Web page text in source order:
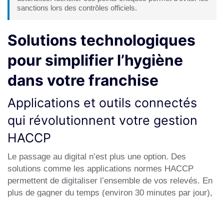
sanctions lors des contrôles officiels.
Solutions technologiques
pour simplifier l’hygiène
dans votre franchise
Applications et outils connectés
qui révolutionnent votre gestion
HACCP
Le passage au digital n’est plus une option. Des
solutions comme les applications normes HACCP
permettent de digitaliser l’ensemble de vos relevés. En
plus de gagner du temps (environ 30 minutes par jour),